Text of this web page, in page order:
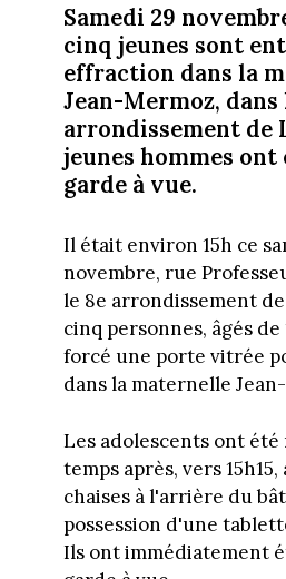
Samedi 29
cinq jeunes sont
effraction dans la
Jean-Mermoz, dans
arrondissement de
jeunes hommes ont
garde à vue.
Il était environ 15h ce
novembre, rue
le 8e arrondissement
cinq personnes, âgés de
forcé une porte vitrée
dans la maternelle
Les adolescents ont été
temps après, vers 15h15,
chaises à l'arrière du
possession d'une
Ils ont immédiatement